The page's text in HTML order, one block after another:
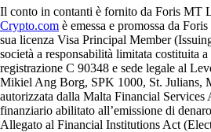
Il conto in contanti è fornito da Foris MT
Crypto.com è emessa e promossa da
sua licenza Visa Principal Member
società a responsabilità limitata costituita
registrazione C 90348 e sede legale al
Mikiel Ang Borg, SPK 1000, St. Julians,
autorizzata dalla Malta Financial
finanziario abilitato all’emissione di
Allegato al Financial Institutions Act